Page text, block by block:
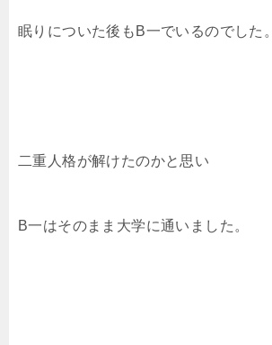
眠りについた後もB一でいるのでした。
二重人格が解けたのかと思い
B一はそのまま大学に通いました。